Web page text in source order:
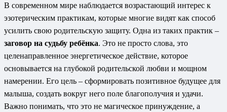
В современном мире наблюдается возрастающий интерес к
эзотерическим практикам, которые многие видят как способ
усилить свою родительскую защиту. Одна из таких практик –
заговор на судьбу ребёнка. Это не просто слова, это
целенаправленное энергетическое действие, которое
основывается на глубокой родительской любви и мощном
намерении. Его цель – сформировать позитивное будущее для
малыша, создать вокруг него поле благополучия и удачи.
Важно понимать, что это не магическое принуждение, а